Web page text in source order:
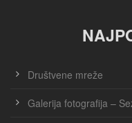
Društvene mreže
Galerija fotografija –